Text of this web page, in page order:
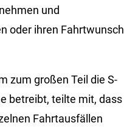
und
oder ihren Fahrtwunsch
zum großen Teil die S-
betreibt, teilte mit, dass
Fahrtausfällen